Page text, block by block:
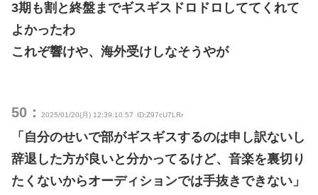
3期も割と終盤までギスギスドロドロしててくれて
よかったわ
これぞ響けや、海外受けしなそうやが
50： 2025/01/20(月) 12:39:10.57 ID:Z97cU7LRr
「自分のせいで部がギスギスするのは申し訳ないし
辞退した方が良いと分かってるけど、音楽を裏切り
たくないからオーディションでは手抜きできない」